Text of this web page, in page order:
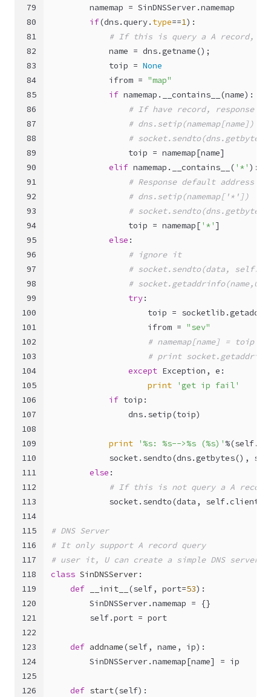
79
80
81
82
83
84
85
86
87
88
89
90
91
92
93
94
95
96
97
98
99
100
101
102
103
104
105
106
107
108
109
110
111
112
113
114
115
116
117
118
119
120
121
122
123
124
125
126
        namemap = SinDNSServer.namemap
if(dns.query. type==1):
# If this is query a A record,
            name = dns.getname();
            toip =
None
            ifrom =
"map"
if namemap.__contains__(name):
# If have record, response it
# dns.setip(namemap[name])
#
                toip = namemap[name]
elif namemap.__contains__( '*' ):
# Response default address
# dns.setip(namemap['*'])
#
                toip = namemap[
'*' ]
else :
# ignore it
# socket.sendto(data,
# socket.getaddrinfo(name,0)
try:
toip =
                    ifrom =
"sev"
# namemap[name] = toip
# print
except Exception, e:
print
'get ip fail'
if toip:
                dns.setip(toip)
print '%s: %s-->%s (%s)' %(self
            socket.sendto(dns.getbytes(),
else :
# If this is not query a A
            socket.sendto(data,
self
# DNS Server
# It only support A record query
# user it, U can create a simple DNS server
class SinDNSServer:
def
__init__ (self, port=53):
        SinDNSServer.namemap = {}
self.port = port
def addname(self, name, ip):
        SinDNSServer.namemap[name] = ip
def start(self):